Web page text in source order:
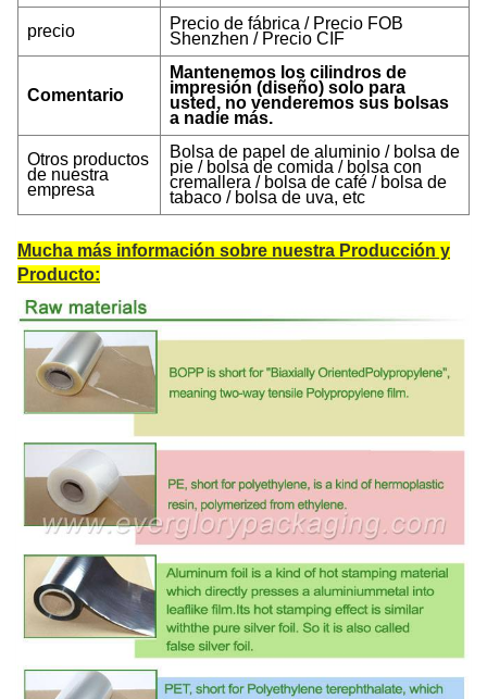
precio
Precio de fábrica / Precio FOB
Shenzhen / Precio CIF
Comentario
Mantenemos los cilindros de
impresión (diseño) solo para
usted, no venderemos sus bolsas
a nadie más.
Otros productos
de nuestra
empresa
Bolsa de papel de aluminio / bolsa de
pie / bolsa de comida / bolsa con
cremallera / bolsa de café / bolsa de
tabaco / bolsa de uva, etc
Mucha más información sobre nuestra Producción y
Producto: